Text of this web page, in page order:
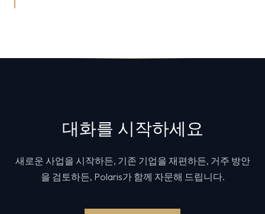
대화를 시작하세요
새로운 사업을 시작하든, 기존 기업을 재편하든, 거주 방안
을 검토하든, Polaris가 함께 자문해 드립니다.